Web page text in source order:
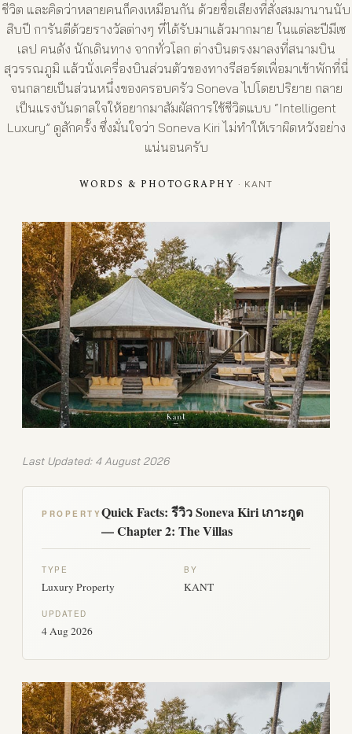
ชีวิต และคิดว่าหลายคนก็คงเหมือนกัน ด้วยชื่อเสียงที่สั่งสมมานานนับ
สิบปี การันตีด้วยรางวัลต่างๆ ที่ได้รับมาแล้วมากมาย ในแต่ละปีมีเซ
เลป คนดัง นักเดินทาง จากทั่วโลก ต่างบินตรงมาลงที่สนามบิน
สุวรรณภูมิ แล้วนั่งเครื่องบินส่วนตัวของทางรีสอร์ตเพื่อมาเข้าพักที่นี่
จนกลายเป็นส่วนหนึ่งของครอบครัว Soneva ไปโดยปริยาย กลาย
เป็นแรงบันดาลใจให้อยากมาสัมผัสการใช้ชีวิตแบบ “Intelligent
Luxury” ดูสักครั้ง ซึ่งมั่นใจว่า Soneva Kiri ไม่ทำให้เราผิดหวังอย่าง
แน่นอนครับ
WORDS & PHOTOGRAPHY · KANT
Last Updated: 4 August 2026
PROPERTYQuick Facts: รีวิว Soneva Kiri เกาะกูด
— Chapter 2: The Villas
TYPE
Luxury Property
BY
KANT
UPDATED
4 Aug 2026